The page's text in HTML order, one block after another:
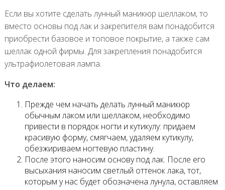
Если вы хотите сделать лунный маникюр шеллаком, то
вместо основы под лак и закрепителя вам понадобится
приобрести базовое и топовое покрытие, а также сам
шеллак одной фирмы. Для закрепления понадобится
ультрафиолетовая лампа.
Что делаем:
Прежде чем начать делать лунный маникюр
обычным лаком или шеллаком, необходимо
привести в порядок ногти и кутикулу: придаем
красивую форму, смягчаем, удаляем кутикулу,
обезжириваем ногтевую пластину.
После этого наносим основу под лак. После его
высыхания наносим светлый оттенок лака, тот,
которым у нас будет обозначена лунула, оставляем